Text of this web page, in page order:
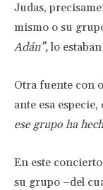
Judas,
mismo o su
Adán”,lo
Otra fuente con
ante esa especie,
ese grupo ha
En este
su grupo –del